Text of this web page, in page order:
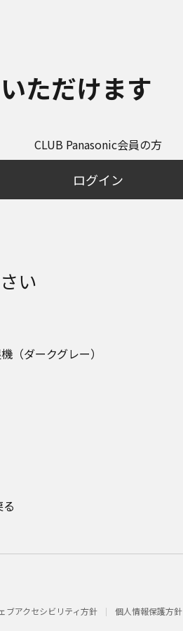
ただけます
CLUB Panasonic会員の方
ログイン
い
（ダークグレー）
ブアクセシビリティ方針 個人情報保護方針